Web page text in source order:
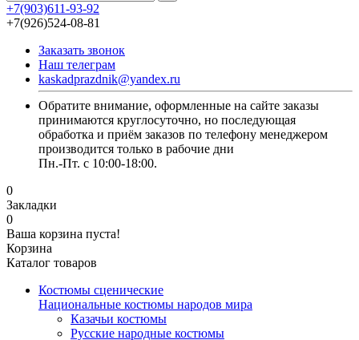
+7(903)611-93-92
+7(926)524-08-81
Заказать звонок
Наш телеграм
kaskadprazdnik@yandex.ru
Обратите внимание, оформленные на сайте заказы
принимаются круглосуточно, но последующая
обработка и приём заказов по телефону менеджером
производится только в рабочие дни
Пн.-Пт. с 10:00-18:00.
0
Закладки
0
Ваша корзина пуста!
Корзина
Каталог товаров
Костюмы сценические
Национальные костюмы народов мира
Казачьи костюмы
Русские народные костюмы